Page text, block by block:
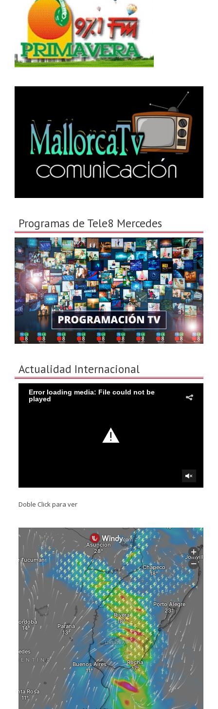
Programas de Tele8 Mercedes
Actualidad Internacional
Doble Click para ver